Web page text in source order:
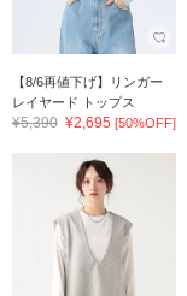
【8/6再値下げ】リンガー
レイヤード トップス
¥5,390 ¥2,695 [50%OFF]